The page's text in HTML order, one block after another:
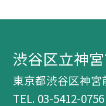
渋谷区立神
東京都渋谷区神宮
TEL. 03-5412-0756